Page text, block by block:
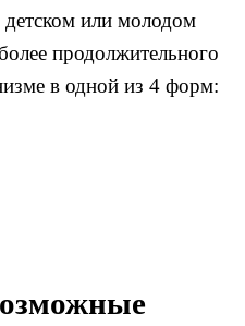
детском или молодом
продолжительного
в одной из 4 форм: